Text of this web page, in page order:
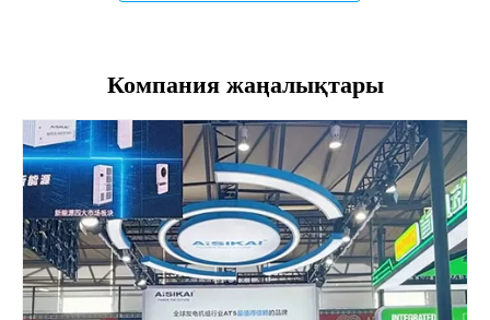
Компания жаңалықтары